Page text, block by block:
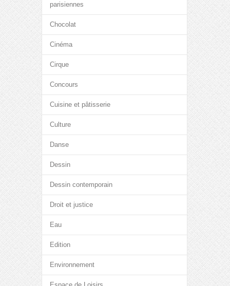
parisiennes
Chocolat
Cinéma
Cirque
Concours
Cuisine et pâtisserie
Culture
Danse
Dessin
Dessin contemporain
Droit et justice
Eau
Edition
Environnement